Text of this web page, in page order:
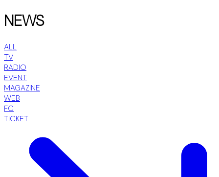
NEWS
ALL
TV
RADIO
EVENT
MAGAZINE
WEB
FC
TICKET